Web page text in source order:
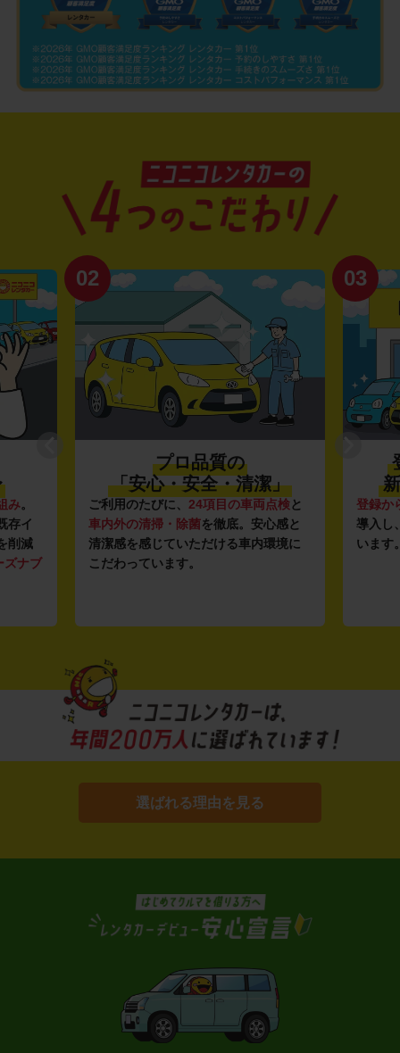
み。
存イ
削減
ズナブ
02
プロ品質の
「安心・安全・清潔」
ご利用のたびに、 24項目の車両点検と
車内外の清掃・除菌を徹底。安心感と
清潔感を感じていただける車内環境に
こだわっています。
03
登録か
導入し
います
選ばれる理由を見る